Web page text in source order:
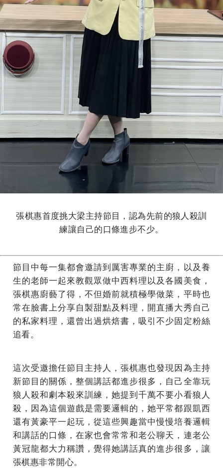
張棋惠首度挑大梁主持節目，認為先前的狼人殺訓
練讓自己的口條進步不少。
節目中每一集都會邀請到厲害專業的主廚，以及養
生的老師一起來教觀眾做中西料理以及各國美食，
張棋惠廚藝了得，不但婚前就積極學做菜，平時也
常在臉書上分享自製甜點及料理，開直播大秀自己
的私家料理，還曾出過烘焙書，吸引不少固定粉絲
追看。
這次受邀擔任節目主持人，張棋惠也發現因為主持
新節目的關係，整個講話都進步很多，自己全靠玩
狼人殺和劇本殺來訓練，她提到千萬不要小看狼人
殺，因為這個遊戲是需要邏輯的，她平常都跟凱西
還有黃豪平一起玩，從這些興趣當中慢慢培養邏輯
和講話的口條，在家也會常常和老公聊天，連老公
黃冠龍都大力稱讚，覺得她講話真的進步很多，讓
張棋惠非常開心。